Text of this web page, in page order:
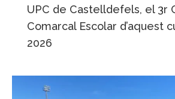
UPC de Castelldefels, el 3r
Comarcal Escolar d’aquest
2026